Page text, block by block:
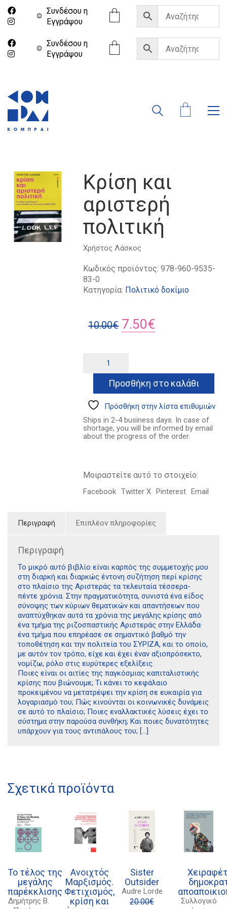
Συνδέσου η
Eγγράψου
Συνδέσου η
Eγγράψου
Κρίση και
αριστερή
πολιτική
Χρήστος Λάσκος
Κωδικός προϊόντος:978-960-9535-
83-0
Κατηγορία: Πολιτικό δοκίμιο
10.00€ Original
10.00€.
7.50€
είναι:
7.50€.
αριστερή
πολιτική
ποσότητα
Προσθήκη στο καλάθι
Πρόσθήκη στην λίστα επιθυμιών
Ships in 2-4 business days. In case of
shortage, you will be informed by email
about the progress of the order.
Μοιραστείτε αυτό το στοιχείο:
Facebook Twitter X Pinterest Email
Περιγραφή Επιπλέον πληροφορίες
Περιγραφή
Το μικρό αυτό βιβλίο είναι καρπός της συμμετοχής μου
στη διαρκή και διαρκώς έντονη συζήτηση περί κρίσης
στο πλαίσιο της Αριστεράς τα τελευταία τέσσερα-
πέντε χρόνια. Στην πραγματικότητα, συνιστά ένα είδος
σύνοψης των κύριων θεματικών και απαντήσεων που
αναπτύχθηκαν αυτά τα χρόνια της μεγάλης κρίσης από
ένα τμήμα της ριζοσπαστικής Αριστεράς στην Ελλάδα·
ένα τμήμα που επηρέασε σε σημαντικό βαθμό την
τοποθέτηση και την πολιτεία του ΣΥΡΙΖΑ, και το οποίο,
με αυτόν τον τρόπο, είχε και έχει έναν αξιοπρόσεκτο,
νομίζω, ρόλο στις ευρύτερες εξελίξεις.
Ποιες είναι οι αιτίες της παγκόσμιας καπιταλιστικής
κρίσης που βιώνουμε; Τι κάνει το κεφάλαιο
προκειμένου να μετατρέψει την κρίση σε ευκαιρία για
λογαριασμό του; Πώς κινούνται οι κοινωνικές δυνάμεις
σε αυτό το πλαίσιο; Ποιες εναλλακτικές λύσεις έχει το
σύστημα στην παρούσα συνθήκη; Και ποιες δυνατότητες
υπάρχουν για τους αντιπάλους του; […]
Σχετικά προϊόντα
Το τέλος της
μεγάλης
παρέκκλισης
Δημήτρης B.
Ανοιχτός
Μαρξισμός.
Φετιχισμός,
κρίση και
Sister
Outsider
Audre Lorde
20.00€
Συλλογικό